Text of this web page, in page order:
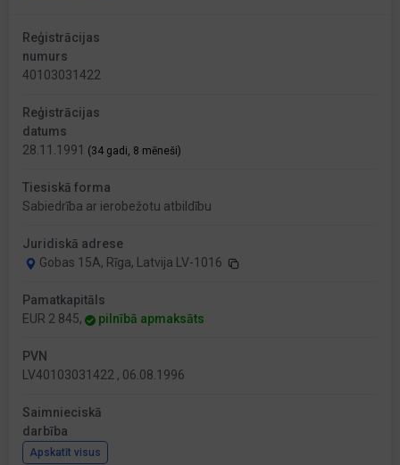
Reģistrācijas
numurs
40103031422
Reģistrācijas
datums
28.11.1991 (34 gadi, 8 mēneši)
Tiesiskā forma
Sabiedrība ar ierobežotu atbildību
Juridiskā adrese
Gobas 15A, Rīga, Latvija LV-1016
Pamatkapitāls
EUR 2 845,
pilnībā apmaksāts
PVN
LV40103031422 , 06.08.1996
Saimnieciskā
darbība
Apskatīt visus